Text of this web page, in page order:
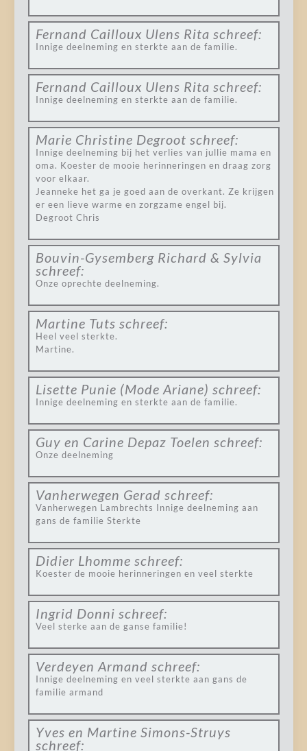
Fernand Cailloux Ulens Rita schreef:
Innige deelneming en sterkte aan de familie.
Fernand Cailloux Ulens Rita schreef:
Innige deelneming en sterkte aan de familie.
Marie Christine Degroot schreef:
Innige deelneming bij het verlies van jullie mama en
oma. Koester de mooie herinneringen en draag zorg
voor elkaar.
Jeanneke het ga je goed aan de overkant. Ze krijgen
er een lieve warme en zorgzame engel bij.
Degroot Chris
Bouvin-Gysemberg Richard & Sylvia
schreef:
Onze oprechte deelneming.
Martine Tuts schreef:
Heel veel sterkte.
Martine.
Lisette Punie (Mode Ariane) schreef:
Innige deelneming en sterkte aan de familie.
Guy en Carine Depaz Toelen schreef:
Onze deelneming
Vanherwegen Gerad schreef:
Vanherwegen Lambrechts Innige deelneming aan
gans de familie Sterkte
Didier Lhomme schreef:
Koester de mooie herinneringen en veel sterkte
Ingrid Donni schreef:
Veel sterke aan de ganse familie!
Verdeyen Armand schreef:
Innige deelneming en veel sterkte aan gans de
familie armand
Yves en Martine Simons-Struys
schreef: